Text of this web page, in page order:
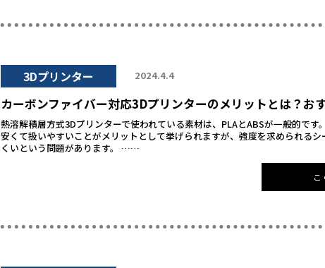
3Dプリンター 2024.4.4
カーボンファイバー対応3Dプリンターのメリットとは？お
熱溶解積層方式3Dプリンターで使われている素材は、PLAとABSが一般的です
安くて扱いやすいことがメリットとして挙げられますが、強度を求められる
くいという問題があります。 ……